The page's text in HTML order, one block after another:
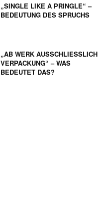
„SINGLE LIKE A PRINGLE“ –
BEDEUTUNG DES SPRUCHS
„AB WERK AUSSCHLIESSLICH V
ERPACKUNG“ – WAS B
EDEUTET DAS?